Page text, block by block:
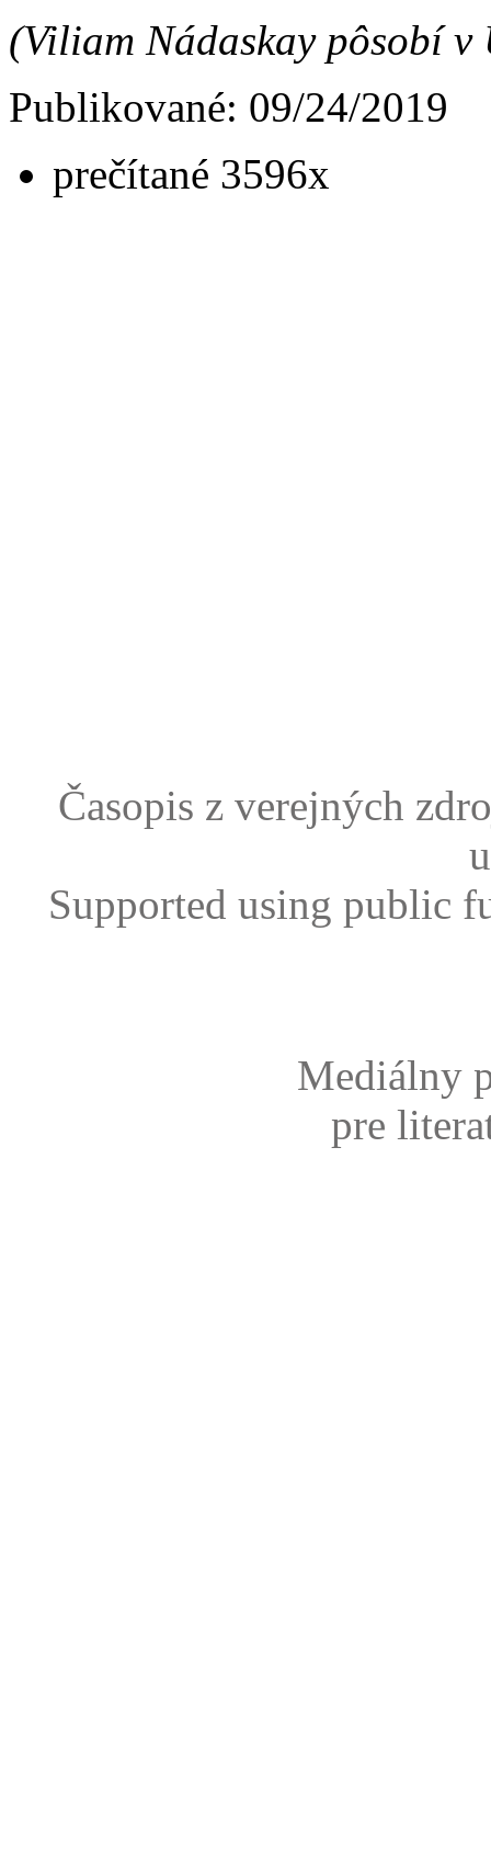
(Viliam Nádaskay pôsobí v
Publikované: 09/24/2019
prečítané 3596x
Časopis z verejných
Supported using public
Mediálny
pre